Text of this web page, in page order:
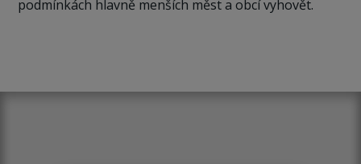
podmínkách hlavně menších měst a obcí vyhovět.